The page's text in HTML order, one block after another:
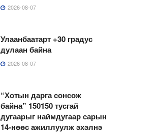
2026-08-07
Улаанбаатарт +30 градус
дулаан байна
2026-08-07
“Хотын дарга сонсож
байна” 150150 тусгай
дугаарыг наймдугаар сарын
14-нөөс ажиллуулж эхэлнэ